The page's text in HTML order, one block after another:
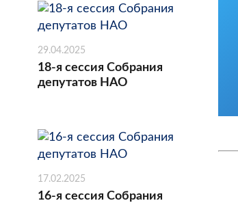
29.04.2025
18-я сессия Собрания
депутатов НАО
17.02.2025
16-я сессия Собрания